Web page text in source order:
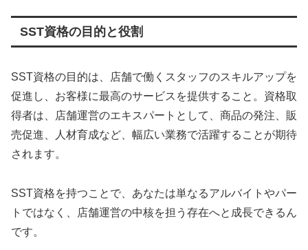
SST資格の目的と役割
SST資格の目的は、店舗で働くスタッフのスキルアップを
促進し、お客様に最高のサービスを提供すること。資格取
得者は、店舗運営のエキスパートとして、商品の発注、販
売促進、人材育成など、幅広い業務で活躍することが期待
されます。
SST資格を持つことで、あなたは単なるアルバイトやパー
トではなく、店舗運営の中核を担う存在へと成長できるん
です。